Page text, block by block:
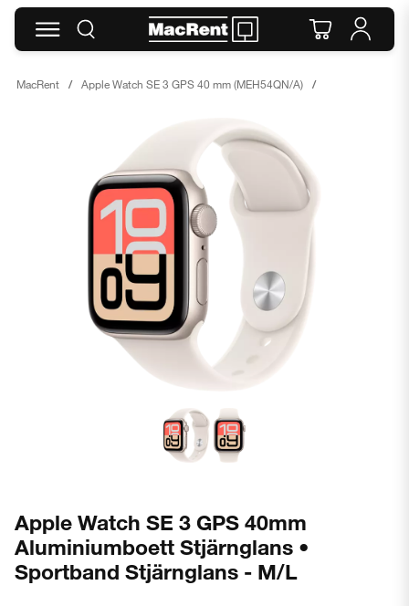
MacRent Apple Watch SE 3 GPS 40 mm (MEH54QN/A)
Apple Watch SE 3 GPS 40mm
Aluminiumboett Stjärnglans •
Sportband Stjärnglans - M/L